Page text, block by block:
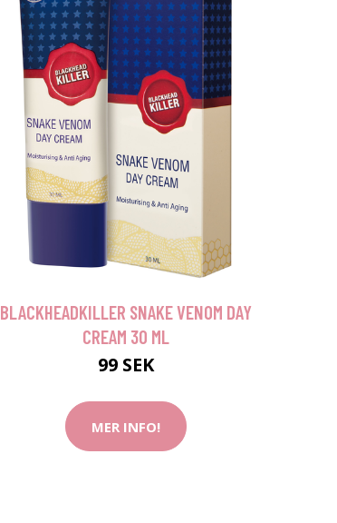
BLACKHEADKILLER SNAKE VENOM DAY
CREAM 30 ML
99 SEK
MER INFO!